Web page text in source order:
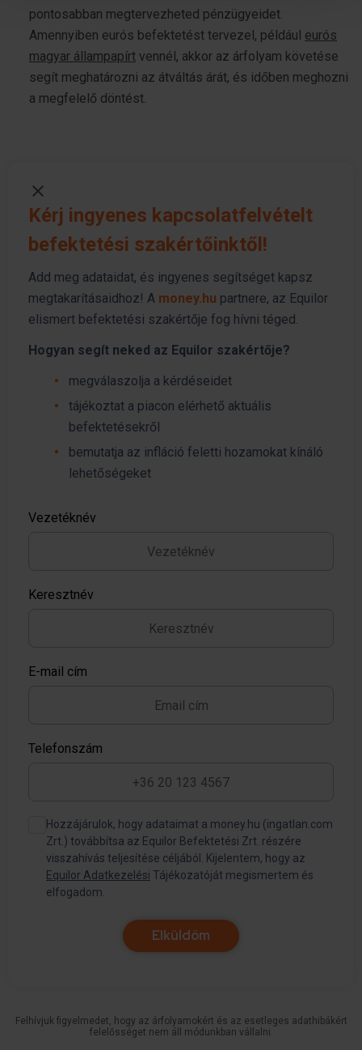
Sütiket használunk a tartalmak és hirdetések személyre
szabásához, közösségi funkciók biztosításához,
valamint weboldalforgalmunk elemzéséhez. Ezenkívül
közösségi média-, hirdető- és elemző partnereinkkel
pontosabban megtervezheted pénzügyeidet.
Amennyiben eurós befektetést tervezel, például eurós
magyar állampapírt vennél, akkor az árfolyam követése
segít meghatározni az átváltás árát, és időben meghozni
a megfelelő döntést.
Kérj ingyenes kapcsolatfelvételt
befektetési szakértőinktől!
Add meg adataidat, és ingyenes segítséget kapsz
megtakarításaidhoz! A money.hu partnere, az Equilor
elismert befektetési szakértője fog hívni téged.
Hogyan segít neked az Equilor szakértője?
megválaszolja a kérdéseidet
tájékoztat a piacon elérhető aktuális
befektetésekről
bemutatja az infláció feletti hozamokat kínáló
lehetőségeket
Vezetéknév
Keresztnév
E-mail cím
Telefonszám
Hozzájárulok, hogy adataimat a money.hu (ingatlan.com
Zrt.) továbbítsa az Equilor Befektetési Zrt. részére
visszahívás teljesítése céljából. Kijelentem, hogy az
Equilor Adatkezelési Tájékozatóját megismertem és
elfogadom.
Elküldöm
Felhívjuk figyelmedet, hogy az árfolyamokért és az esetleges adathibákért
felelősséget nem áll módunkban vállalni.